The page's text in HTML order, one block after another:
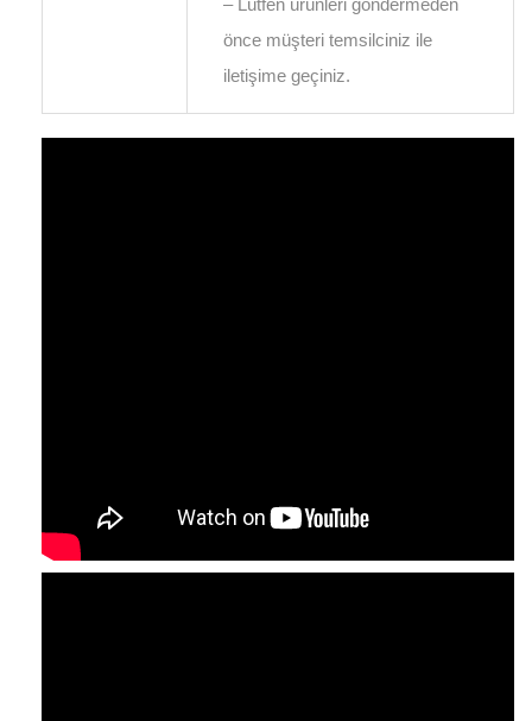
önce müşteri temsilciniz ile
iletişime geçiniz.